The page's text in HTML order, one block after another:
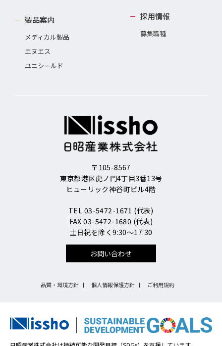
〒105-8567
東京都港区虎ノ門4丁目3番13号
ヒューリック神谷町ビル4階
TEL 03-5472-1671 (代表)
FAX 03-5472-1680 (代表)
土日祝を除く9:30～17:30
お問い合わせ
製品案内
メディカル製品
エヌエス
ユニシールド
採用情報
募集職種
品質・環境方針 個人情報保護方針 ご利用規約